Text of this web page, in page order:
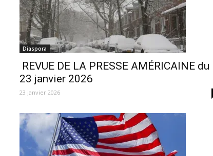
Diaspora
️ REVUE DE LA PRESSE AMÉRICAINE du
23 janvier 2026
23 janvier 2026